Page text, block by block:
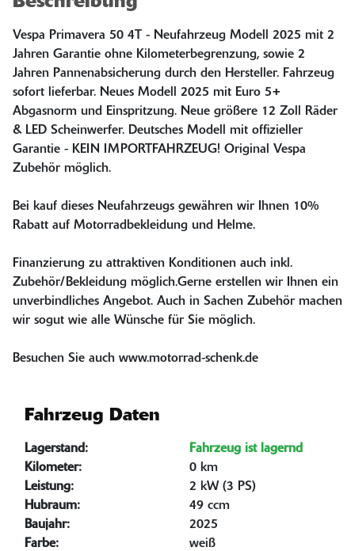
Vespa Primavera 50 4T - Neufahrzeug Modell 2025 mit 2
Jahren Garantie ohne Kilometerbegrenzung, sowie 2
Jahren Pannenabsicherung durch den Hersteller. Fahrzeug
sofort lieferbar. Neues Modell 2025 mit Euro 5+
Abgasnorm und Einspritzung. Neue größere 12 Zoll Räder
& LED Scheinwerfer. Deutsches Modell mit offizieller
Garantie - KEIN IMPORTFAHRZEUG! Original Vespa
Zubehör möglich.
Bei kauf dieses Neufahrzeugs gewähren wir Ihnen 10%
Rabatt auf Motorradbekleidung und Helme.
Finanzierung zu attraktiven Konditionen auch inkl.
Zubehör/Bekleidung möglich.Gerne erstellen wir Ihnen ein
unverbindliches Angebot. Auch in Sachen Zubehör machen
wir sogut wie alle Wünsche für Sie möglich.
Besuchen Sie auch www.motorrad-schenk.de
Fahrzeug Daten
Lagerstand:
Fahrzeug ist lagernd
Kilometer:
0 km
Leistung:
2 kW (3 PS)
Hubraum:
49 ccm
Baujahr:
2025
Farbe:
weiß